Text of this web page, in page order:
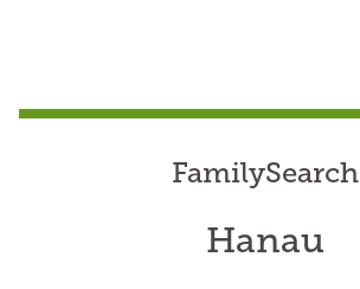
FamilySearch
Hanau